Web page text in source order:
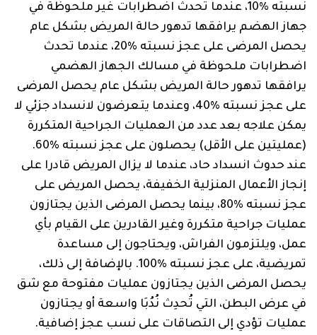
نسبته %10، عندما تحدث اضطرابات غير ملحوظة في
جهاز الهضم يرافقها تدهور حالة المريض بشكل عام
يحصل المرضى على عجز نسبته %20، عندما تحدث
اضطرابات ملحوظة في مسالك الجهاز الهضمي
يرافقها تدهور حالة المريض بشكل عام يحصل المرضى
على عجز نسبته %40، وعندما يتعرضون لانسداد جزئي لا
يمكن علاجه بعد عدد من العمليات الجراحية المتكررة
(عمليتين على الأقل) يحصلون على عجز نسبته %60.
عند حدوث انسداد حاد، عندما لا يزال المريض قادرا على
إنجاز الأعمال المنزلية الخفيفة، يحصل المريض على
عجز نسبته %80، بينما يحصل المرضى الذين يجتازون
عمليات جراحية متكررة وغير القادرين على القيام بأي
عمل، ويلتزمون الفراش، ويحتاجون إلى مساعدة
تمريضية، على عجز نسبته %100. بالإضافة إلى ذلك،
يحصل المرضى الذين يجتازون عمليات مفتوحة مع شق
في عرض البطن، التي تُحدِث نُدُبَا واسعة أو يجتازون
عمليات تؤدي إلى التصاقات على نسب عجز إضافية.